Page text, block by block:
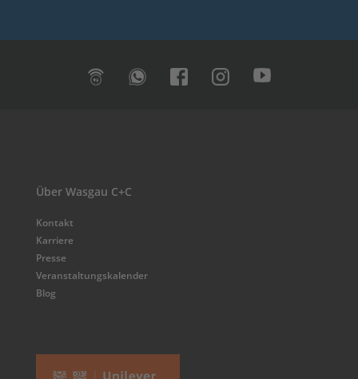
Über Wasgau C+C
Kontakt
Karriere
Presse
Veranstaltungskalender
Blog